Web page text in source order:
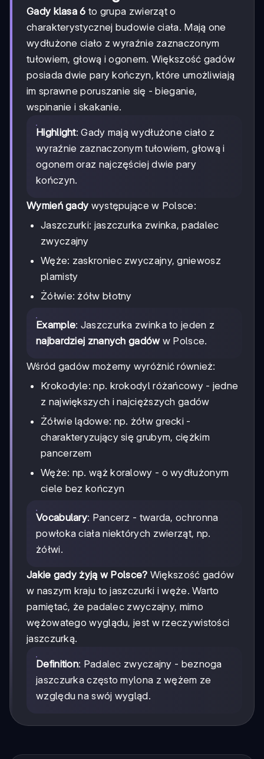
Gady klasa 6 to grupa zwierząt o
charakterystycznej budowie ciała. Mają one
wydłużone ciało z wyraźnie zaznaczonym
tułowiem, głową i ogonem. Większość gadów
posiada dwie pary kończyn, które umożliwiają
im sprawne poruszanie się - bieganie,
wspinanie i skakanie.
Highlight: Gady mają wydłużone ciało z
wyraźnie zaznaczonym tułowiem, głową i
ogonem oraz najczęściej dwie pary
kończyn.
Wymień gady występujące w Polsce:
Jaszczurki: jaszczurka zwinka, padalec
zwyczajny
Węże: zaskroniec zwyczajny, gniewosz
plamisty
Żółwie: żółw błotny
Example: Jaszczurka zwinka to jeden z
najbardziej znanych gadóww Polsce.
Wśród gadów możemy wyróżnić również:
Krokodyle: np. krokodyl różańcowy - jedne
z największych i najcięższych gadów
Żółwie lądowe: np. żółw grecki -
charakteryzujący się grubym, ciężkim
pancerzem
Węże: np. wąż koralowy - o wydłużonym
ciele bez kończyn
Vocabulary: Pancerz - twarda, ochronna
powłoka ciała niektórych zwierząt, np.
żółwi.
Jakie gady żyją w Polsce? Większość gadów
w naszym kraju to jaszczurki i węże. Warto
pamiętać, że padalec zwyczajny, mimo
wężowatego wyglądu, jest w rzeczywistości
jaszczurką.
Definition: Padalec zwyczajny - beznoga
jaszczurka często mylona z wężem ze
względu na swój wygląd.